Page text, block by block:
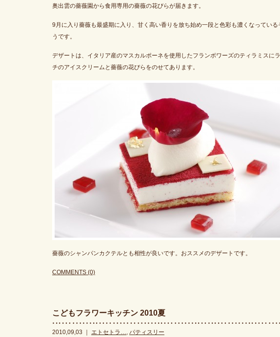
奥出雲の薔薇園から食用専用の薔薇の花びらが届きます。
9月に入り薔薇も最盛期に入り、甘く高い香りを放ち始め一段と色彩も濃くなっている
うです。
デザートは、イタリア産のマスカルポーネを使用したフランボワーズのティラミスに
チのアイスクリームと薔薇の花びらをのせてあります。
薔薇のシャンパンカクテルとも相性が良いです。おススメのデザートです。
COMMENTS (0)
こどもフラワーキッチン 2010夏
2010,09,03 ｜ エトセトラ…, パティスリー